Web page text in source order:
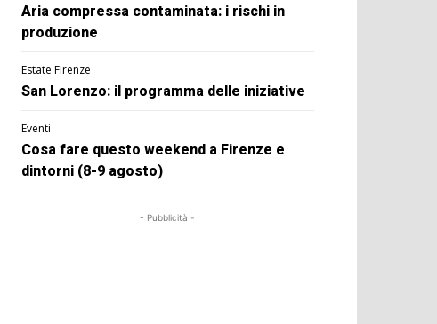
Aria compressa contaminata: i rischi in
produzione
Estate Firenze
San Lorenzo: il programma delle iniziative
Eventi
Cosa fare questo weekend a Firenze e
dintorni (8-9 agosto)
- Pubblicità -